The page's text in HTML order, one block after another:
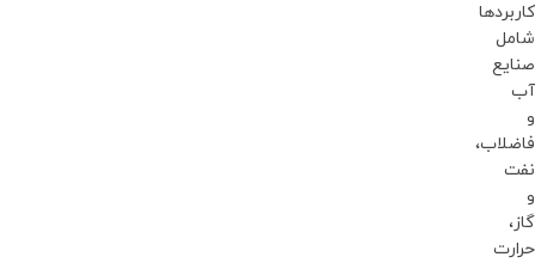
کاربردها
شامل
صنایع
آب
و
فاضلاب،
نفت
و
گاز،
حرارت